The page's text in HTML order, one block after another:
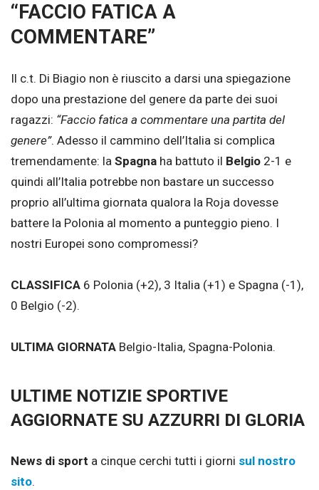
“FACCIO FATICA A
COMMENTARE”
Il c.t. Di Biagio non è riuscito a darsi una spiegazione
dopo una prestazione del genere da parte dei suoi
ragazzi: “Faccio fatica a commentare una partita del
genere”. Adesso il cammino dell’Italia si complica
tremendamente: la Spagna ha battuto il Belgio 2-1 e
quindi all’Italia potrebbe non bastare un successo
proprio all’ultima giornata qualora la Roja dovesse
battere la Polonia al momento a punteggio pieno. I
nostri Europei sono compromessi?
CLASSIFICA 6 Polonia (+2), 3 Italia (+1) e Spagna (-1),
0 Belgio (-2).
ULTIMA GIORNATA Belgio-Italia, Spagna-Polonia.
ULTIME NOTIZIE SPORTIVE
AGGIORNATE SU AZZURRI DI GLORIA
News di sport a cinque cerchi tutti i giorni sul nostro
sito.